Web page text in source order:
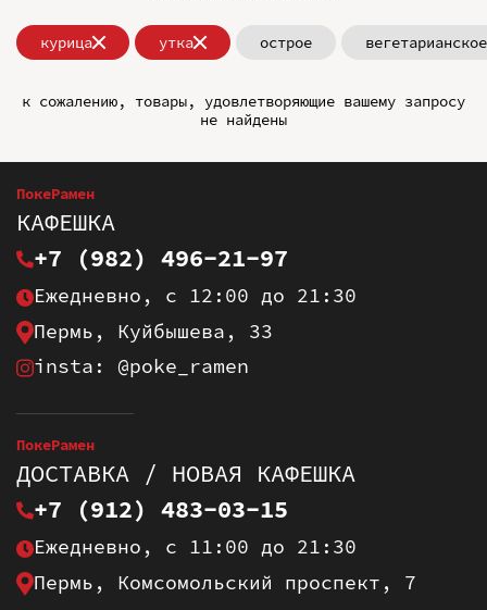
курица утка острое вегетарианское
к сожалению, товары, удовлетворяющие вашему запросу
не найдены
ПокеРамен
КАФЕШКА
+7 (982) 496-21-97
Ежедневно, с 12:00 до 21:30
Пермь, Куйбышева, 33
insta: @poke_ramen
ПокеРамен
ДОСТАВКА / НОВАЯ КАФЕШКА
+7 (912) 483-03-15
Ежедневно, с 11:00 до 21:30
Пермь, Комсомольский проспект, 7